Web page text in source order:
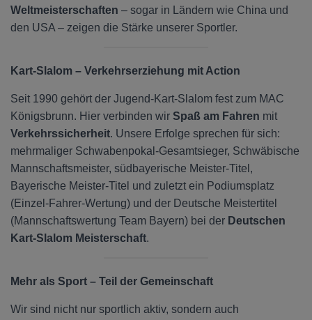
Weltmeisterschaften – sogar in Ländern wie China und
den USA – zeigen die Stärke unserer Sportler.
Kart-Slalom – Verkehrserziehung mit Action
Seit 1990 gehört der Jugend-Kart-Slalom fest zum MAC
Königsbrunn. Hier verbinden wir Spaß am Fahren mit
Verkehrssicherheit. Unsere Erfolge sprechen für sich:
mehrmaliger Schwabenpokal-Gesamtsieger, Schwäbische
Mannschaftsmeister, südbayerische Meister-Titel,
Bayerische Meister-Titel und zuletzt ein Podiumsplatz
(Einzel-Fahrer-Wertung) und der Deutsche Meistertitel
(Mannschaftswertung Team Bayern) bei der Deutschen
Kart-Slalom Meisterschaft.
Mehr als Sport – Teil der Gemeinschaft
Wir sind nicht nur sportlich aktiv, sondern auch